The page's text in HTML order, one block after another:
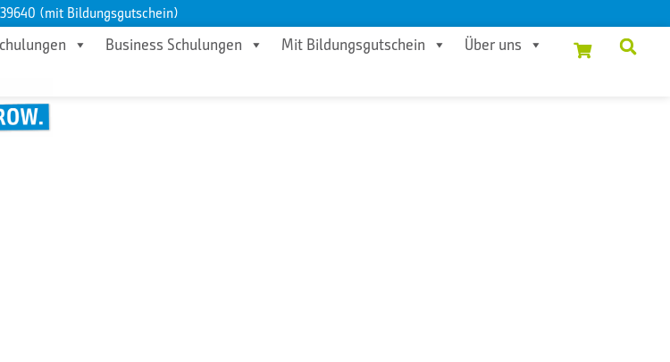
(mit Bildungsgutschein)
Business Schulungen Mit Bildungsgutschein Über uns